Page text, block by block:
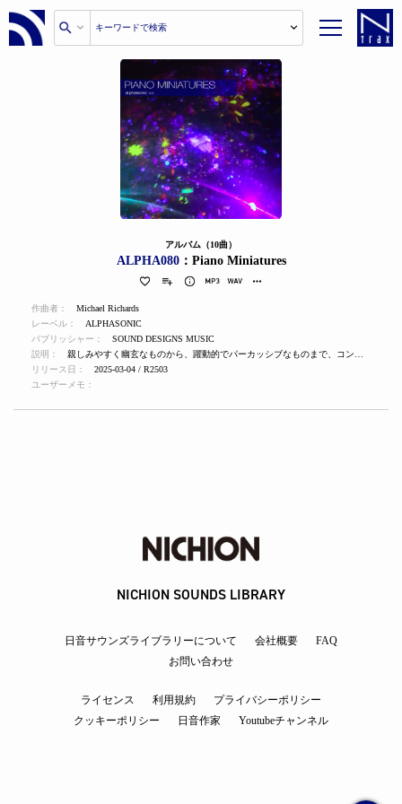
アルバム（10曲）
ALPHA080：Piano Miniatures
作曲者：
Michael Richards
レーベル：
ALPHASONIC
パブリッシャー：
SOUND DESIGNS MUSIC
説明：
リリース日：
2025-03-04 / R2503
ユーザーメモ：
NICHION SOUNDS LIBRARY
日音サウンズライブラリーについて 会社概要
FAQ
お問い合わせ
ライセンス 利用規約
プライバシーポリシー
クッキーポリシー
日音作家 Youtubeチャンネル